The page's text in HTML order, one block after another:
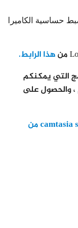
حساسية الكاميرا
هذا الرابط.
التي يمكنكم
، والحصول على
تحميل برنامج camtasia studio 8 من